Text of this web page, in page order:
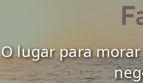
lugar para